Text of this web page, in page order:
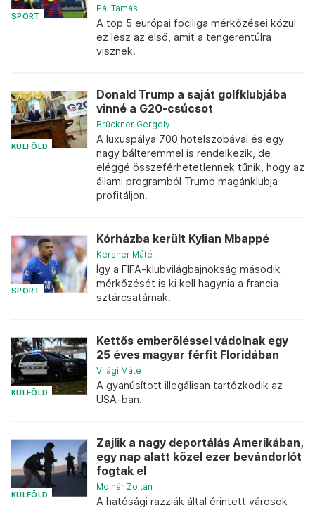
SPORT
Pál Tamás
A top 5 európai fociliga mérkőzései közül
ez lesz az első, amit a tengerentúlra
visznek.
KÜLFÖLD
Donald Trump a saját golfklubjába
vinné a G20-csúcsot
Brückner Gergely
A luxuspálya 700 hotelszobával és egy
nagy bálteremmel is rendelkezik, de
eléggé összeférhetetlennek tűnik, hogy az
állami programból Trump magánklubja
profitáljon.
SPORT
Kórházba került Kylian Mbappé
Kersner Máté
Így a FIFA-klubvilágbajnokság második
mérkőzését is ki kell hagynia a francia
sztárcsatárnak.
KÜLFÖLD
Kettős emberöléssel vádolnak egy
25 éves magyar férfit Floridában
Világi Máté
A gyanúsított illegálisan tartózkodik az
USA-ban.
KÜLFÖLD
Zajlik a nagy deportálás Amerikában,
egy nap alatt közel ezer bevándorlót
fogtak el
Molnár Zoltán
A hatósági razziák által érintett városok